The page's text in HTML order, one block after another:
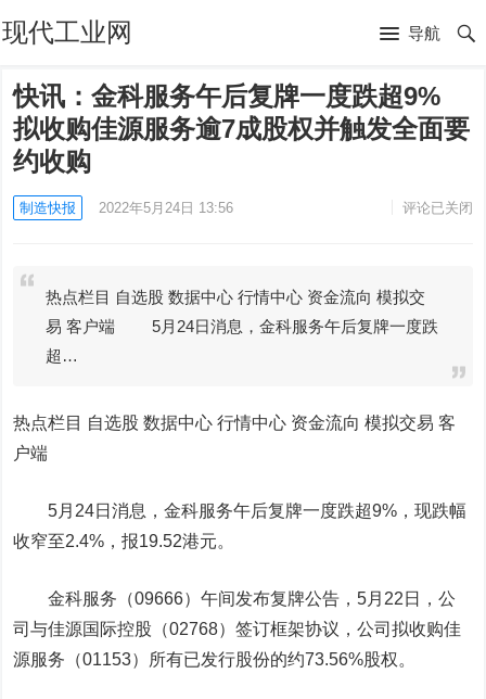
现代工业网 导航
快讯：金科服务午后复牌一度跌超9%
拟收购佳源服务逾7成股权并触发全面要
约收购
制造快报 2022年5月24日 13:56 评论已关闭
热点栏目 自选股 数据中心 行情中心 资金流向 模拟交
易 客户端 5月24日消息，金科服务午后复牌一度跌
超…
热点栏目 自选股 数据中心 行情中心 资金流向 模拟交易 客
户端
5月24日消息，金科服务午后复牌一度跌超9%，现跌幅
收窄至2.4%，报19.52港元。
金科服务（09666）午间发布复牌公告，5月22日，公
司与佳源国际控股 （02768）签订框架协议，公司拟收购佳
源服务 （01153）所有已发行股份的约73.56%股权。